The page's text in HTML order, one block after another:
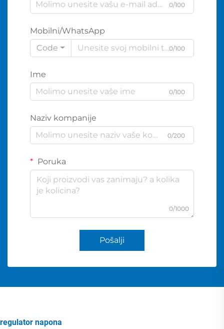
0/100
Mobilni/WhatsApp
Code
0/100
Ime
0/100
Naziv kompanije
0/200
Poruka
0/1000
Pošalji
regulator napona